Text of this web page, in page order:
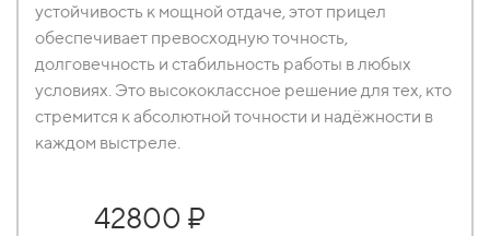
устойчивость к мощной отдаче, этот прицел
обеспечивает превосходную точность,
долговечность и стабильность работы в любых
условиях. Это высококлассное решение для тех, кто
стремится к абсолютной точности и надёжности в
каждом выстреле.
42800 ₽